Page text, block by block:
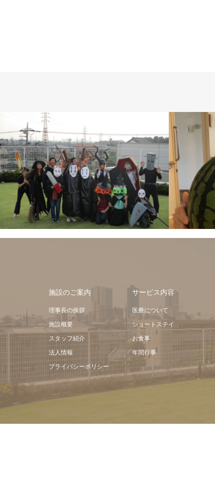
施設のご案内
理事長の挨拶
施設概要
スタッフ紹介
法人情報
プライバシーポリシー
サービス内容
医療について
ショートステイ
お食事
年間行事